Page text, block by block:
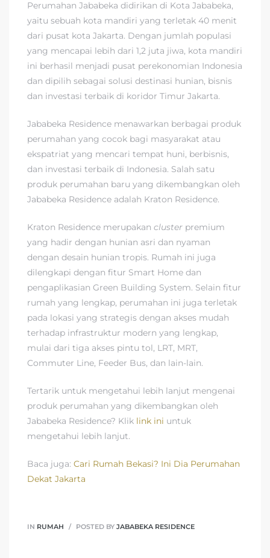
Perumahan Jababeka didirikan di Kota Jababeka,
yaitu sebuah kota mandiri yang terletak 40 menit
dari pusat kota Jakarta. Dengan jumlah populasi
yang mencapai lebih dari 1,2 juta jiwa, kota mandiri
ini berhasil menjadi pusat perekonomian Indonesia
dan dipilih sebagai solusi destinasi hunian, bisnis
dan investasi terbaik di koridor Timur Jakarta.
Jababeka Residence menawarkan berbagai produk
perumahan yang cocok bagi masyarakat atau
ekspatriat yang mencari tempat huni, berbisnis,
dan investasi terbaik di Indonesia. Salah satu
produk perumahan baru yang dikembangkan oleh
Jababeka Residence adalah Kraton Residence.
Kraton Residence merupakan cluster premium
yang hadir dengan hunian asri dan nyaman
dengan desain hunian tropis. Rumah ini juga
dilengkapi dengan fitur Smart Home dan
pengaplikasian Green Building System. Selain fitur
rumah yang lengkap, perumahan ini juga terletak
pada lokasi yang strategis dengan akses mudah
terhadap infrastruktur modern yang lengkap,
mulai dari tiga akses pintu tol, LRT, MRT,
Commuter Line, Feeder Bus, dan lain-lain.
Tertarik untuk mengetahui lebih lanjut mengenai
produk perumahan yang dikembangkan oleh
Jababeka Residence? Klik link ini untuk
mengetahui lebih lanjut.
Baca juga: Cari Rumah Bekasi? Ini Dia Perumahan
Dekat Jakarta
IN RUMAH POSTED BY JABABEKA RESIDENCE